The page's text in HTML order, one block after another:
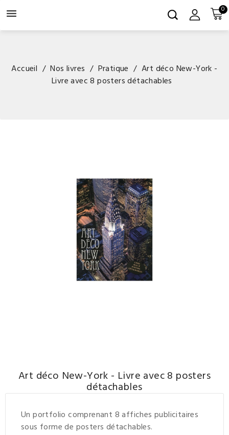
 0
Accueil Nos livres Pratique
Art déco New-York -
Livre avec 8 posters détachables
Art déco New-York - Livre avec 8 posters
détachables
Un portfolio comprenant 8 affiches publicitaires
sous forme de posters détachables.